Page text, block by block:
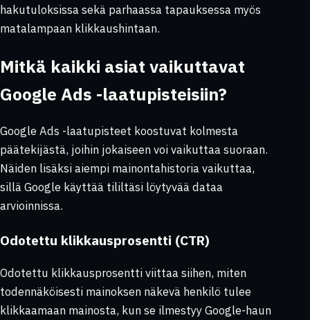
hakutuloksissa sekä parhaassa tapauksessa myös
matalampaan klikkaushintaan.
Mitkä kaikki asiat vaikuttavat
Google Ads -laatupisteisiin?
Google Ads -laatupisteet koostuvat kolmesta
päätekijästä, joihin jokaiseen voi vaikuttaa suoraan.
Näiden lisäksi aiempi mainontahistoria vaikuttaa,
sillä Google käyttää tililtäsi löytyvää dataa
arvioinnissa.
Odotettu klikkausprosentti (CTR)
Odotettu klikkausprosentti viittaa siihen, miten
todennäköisesti mainoksen näkevä henkilö tulee
klikkaamaan mainosta, kun se ilmestyy Google-haun